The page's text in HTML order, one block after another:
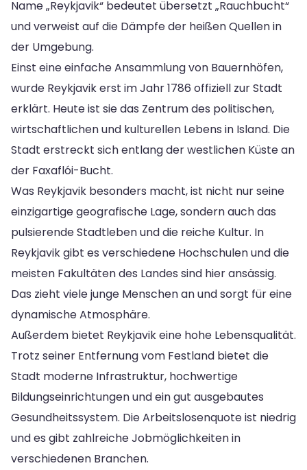
Name „Reykjavik“ bedeutet übersetzt „Rauchbucht“
und verweist auf die Dämpfe der heißen Quellen in
der Umgebung.
Einst eine einfache Ansammlung von Bauernhöfen,
wurde Reykjavik erst im Jahr 1786 offiziell zur Stadt
erklärt. Heute ist sie das Zentrum des politischen,
wirtschaftlichen und kulturellen Lebens in Island. Die
Stadt erstreckt sich entlang der westlichen Küste an
der Faxaflói-Bucht.
Was Reykjavik besonders macht, ist nicht nur seine
einzigartige geografische Lage, sondern auch das
pulsierende Stadtleben und die reiche Kultur. In
Reykjavik gibt es verschiedene Hochschulen und die
meisten Fakultäten des Landes sind hier ansässig.
Das zieht viele junge Menschen an und sorgt für eine
dynamische Atmosphäre.
Außerdem bietet Reykjavik eine hohe Lebensqualität.
Trotz seiner Entfernung vom Festland bietet die
Stadt moderne Infrastruktur, hochwertige
Bildungseinrichtungen und ein gut ausgebautes
Gesundheitssystem. Die Arbeitslosenquote ist niedrig
und es gibt zahlreiche Jobmöglichkeiten in
verschiedenen Branchen.